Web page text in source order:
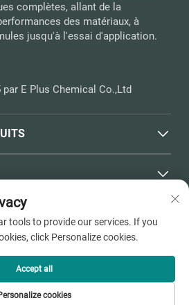
complètes, allant de la
des matériaux, à
jusqu'à l'essai d'application.
E Plus Chemical Co.,Ltd
Haichen, Ville de Pinghu, Towne
tools to provide our services. If you
click Personalize cookies.
cookies
Accept all